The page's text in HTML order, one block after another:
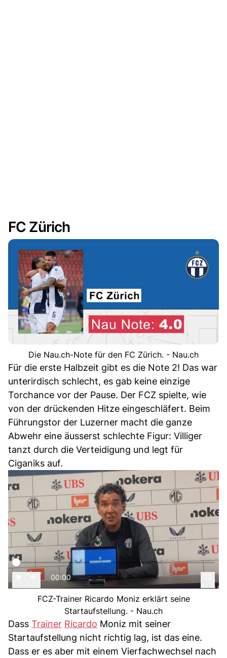
FC Zürich
Die Nau.ch-Note für den FC Zürich. - Nau.ch
Für die erste Halbzeit gibt es die Note 2! Das war
unterirdisch schlecht, es gab keine einzige
Torchance vor der Pause. Der FCZ spielte, wie
von der drückenden Hitze eingeschläfert. Beim
Führungstor der Luzerner macht die ganze
Abwehr eine äusserst schlechte Figur: Villiger
tanzt durch die Verteidigung und legt für
Ciganiks auf.
00:00
FCZ-Trainer Ricardo Moniz erklärt seine
Startaufstellung. - Nau.ch
Dass Trainer Ricardo Moniz mit seiner
Startaufstellung nicht richtig lag, ist das eine.
Dass er es aber mit einem Vierfachwechsel nach